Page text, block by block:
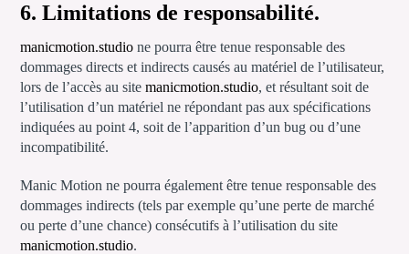
6. Limitations de responsabilité.
manicmotion.studio ne pourra être tenue responsable des
dommages directs et indirects causés au matériel de l’utilisateur,
lors de l’accès au sitemanicmotion.studio, et résultant soit de
l’utilisation d’un matériel ne répondant pas aux spécifications
indiquées au point 4, soit de l’apparition d’un bug ou d’une
incompatibilité.
Manic Motion ne pourra également être tenue responsable des
dommages indirects (tels par exemple qu’une perte de marché
ou perte d’une chance) consécutifs à l’utilisation du site
manicmotion.studio.